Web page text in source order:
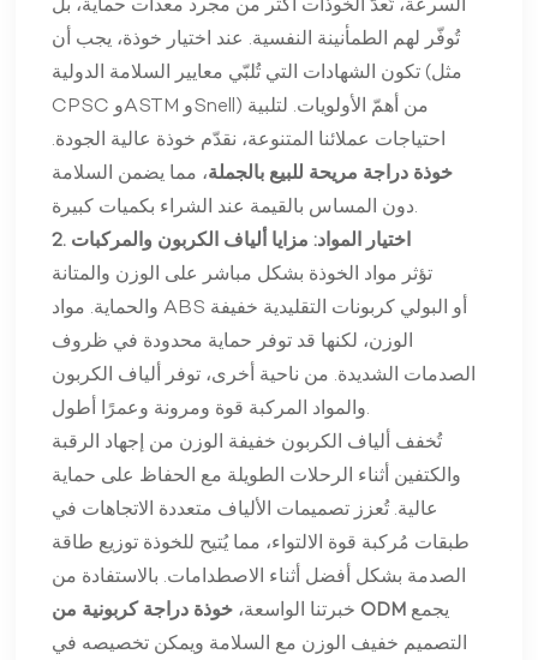
السرعة، تُعدّ الخوذات أكثر من مجرد معدات حماية، بل
تُوفّر لهم الطمأنينة النفسية. عند اختيار خوذة، يجب أن
تكون الشهادات التي تُلبّي معايير السلامة الدولية (مثل
CPSC وASTM وSnell) من أهمّ الأولويات. لتلبية
احتياجات عملائنا المتنوعة، نقدّم خوذة عالية الجودة.
خوذة دراجة مريحة للبيع بالجملة، مما يضمن السلامة
دون المساس بالقيمة عند الشراء بكميات كبيرة.
2. اختيار المواد: مزايا ألياف الكربون والمركبات
تؤثر مواد الخوذة بشكل مباشر على الوزن والمتانة
والحماية. مواد ABS أو البولي كربونات التقليدية خفيفة
الوزن، لكنها قد توفر حماية محدودة في ظروف
الصدمات الشديدة. من ناحية أخرى، توفر ألياف الكربون
والمواد المركبة قوة ومرونة وعمرًا أطول.
تُخفف ألياف الكربون خفيفة الوزن من إجهاد الرقبة
والكتفين أثناء الرحلات الطويلة مع الحفاظ على حماية
عالية. تُعزز تصميمات الألياف متعددة الاتجاهات في
طبقات مُركبة قوة الالتواء، مما يُتيح للخوذة توزيع طاقة
الصدمة بشكل أفضل أثناء الاصطدامات. بالاستفادة من
خبرتنا الواسعة، خوذة دراجة كربونية من ODM
التصميم خفيف الوزن مع السلامة ويمكن تخصيصه في